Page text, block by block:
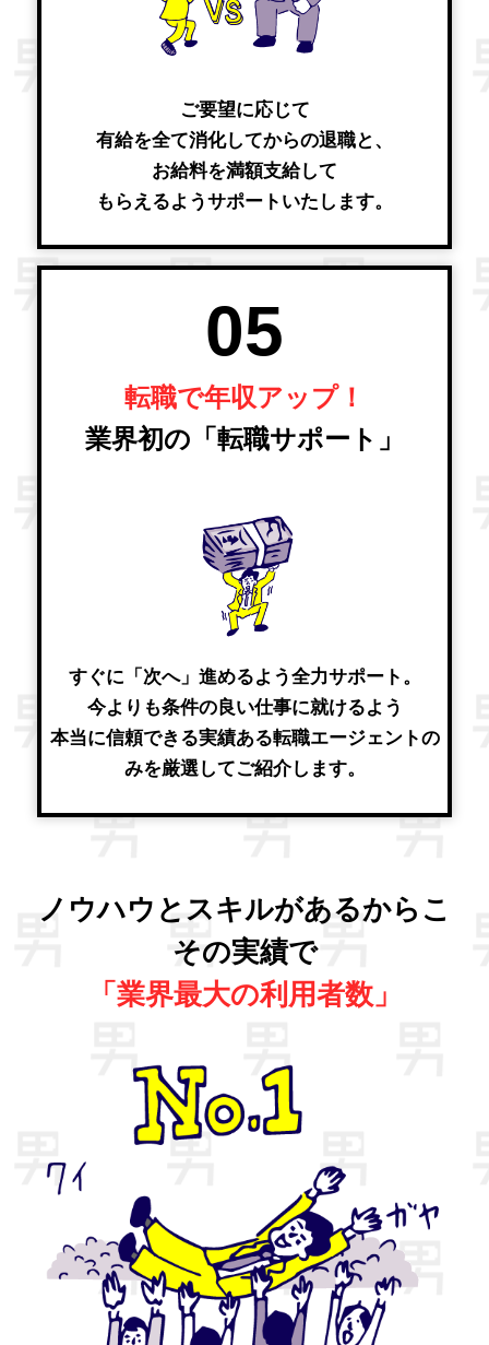
ご要望に応じて
有給を全て消化してからの退職と、
お給料を満額支給して
もらえるようサポートいたします。
05
転職で年収アップ！
業界初の「転職サポート」
すぐに「次へ」進めるよう全力サポート。
今よりも条件の良い仕事に就けるよう
本当に信頼できる実績ある転職エージェントの
みを厳選してご紹介します。
ノウハウとスキルがあるからこ
その実績で
「業界最大の利用者数」